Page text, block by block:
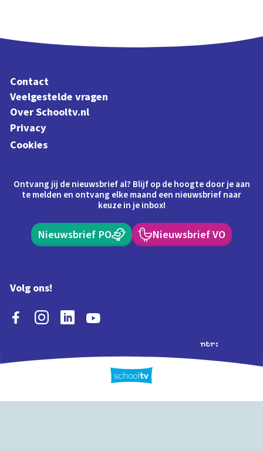
Contact
Veelgestelde vragen
Over Schooltv.nl
Privacy
Cookies
Ontvang jij de nieuwsbrief al? Blijf op de hoogte door je aan
te melden en ontvang elke maand een nieuwsbrief naar
keuze in je inbox!
Nieuwsbrief PO Nieuwsbrief VO
Volg ons!